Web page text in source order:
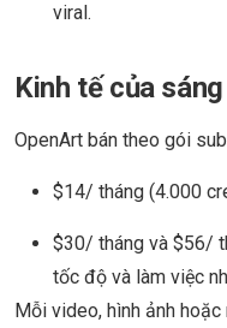
viral.
Kinh tế của
OpenArt bán theo gói
$14/ tháng (4.000
$30/ tháng và $56/
tốc độ và làm việc
Mỗi video, hình ảnh